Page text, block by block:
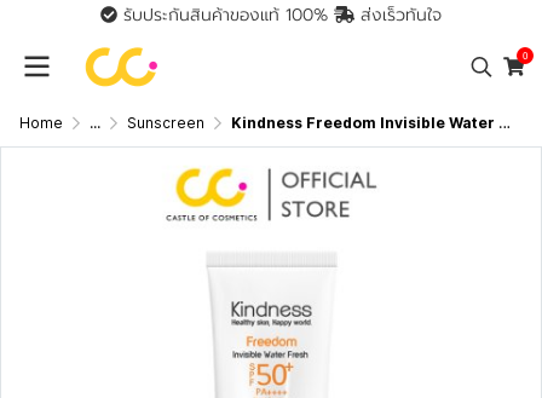
รับประกันสินค้าของแท้ 100% ส่งเร็วทันใจ
0
Home ... Sunscreen Kindness Freedom Invisible Water Fresh SPF50+ PA++++ กันแดดสูตรน้ำ บางเบาขั้นสุด